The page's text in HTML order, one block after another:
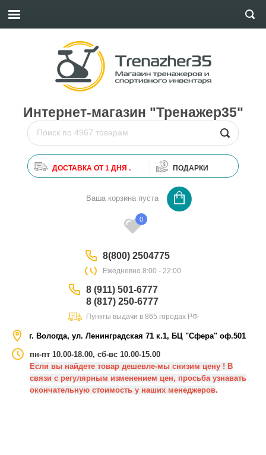
Интернет-магазин "Тренажер35"
ДОСТАВКА ОТ 1 ДНЯ . ПОДАРКИ
0
Ваша корзина пуста
0
г. Вологда, ул. Ленинградская 71 к.1, БЦ "Сфера" оф.501
пн-пт 10.00-18.00, сб-вс 10.00-15.00
Если вы найдете товар дешевле-мы снизим цену ! В
связи с регулярным изменением цен, просьба узнавать
окончательную стоимость у наших менеджеров.
8(800) 2504775
Eжедневно 8:00 - 22:00
8 (911) 501-6777
8 (817) 250-6777
Пункты выдачи в 865 городах РФ